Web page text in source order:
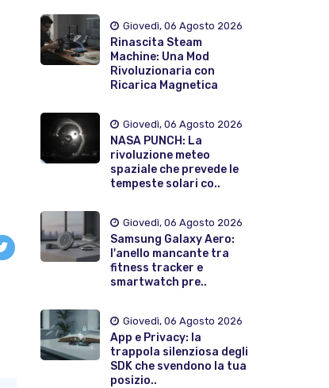
Giovedì, 06 Agosto 2026
Rinascita Steam
Machine: Una Mod
Rivoluzionaria con
Ricarica Magnetica
Giovedì, 06 Agosto 2026
NASA PUNCH: La
rivoluzione meteo
spaziale che prevede le
tempeste solari co..
Giovedì, 06 Agosto 2026
Samsung Galaxy Aero:
l'anello mancante tra
fitness tracker e
smartwatch pre..
Giovedì, 06 Agosto 2026
App e Privacy: la
trappola silenziosa degli
SDK che svendono la tua
posizio..